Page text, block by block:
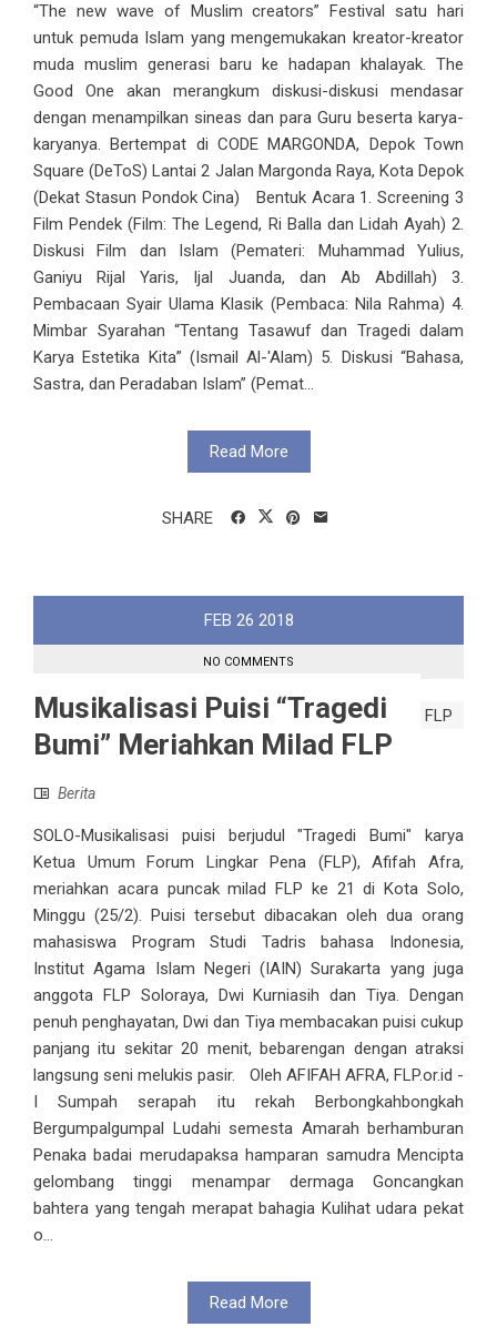
“The new wave of Muslim creators” Festival satu hari
untuk pemuda Islam yang mengemukakan kreator-kreator
muda muslim generasi baru ke hadapan khalayak. The
Good One akan merangkum diskusi-diskusi mendasar
dengan menampilkan sineas dan para Guru beserta karya-
karyanya. Bertempat di CODE MARGONDA, Depok Town
Square (DeToS) Lantai 2 Jalan Margonda Raya, Kota Depok
(Dekat Stasun Pondok Cina) Bentuk Acara 1. Screening 3
Film Pendek (Film: The Legend, Ri Balla dan Lidah Ayah) 2.
Diskusi Film dan Islam (Pemateri: Muhammad Yulius,
Ganiyu Rijal Yaris, Ijal Juanda, dan Ab Abdillah) 3.
Pembacaan Syair Ulama Klasik (Pembaca: Nila Rahma) 4.
Mimbar Syarahan “Tentang Tasawuf dan Tragedi dalam
Karya Estetika Kita” (Ismail Al-'Alam) 5. Diskusi “Bahasa,
Sastra, dan Peradaban Islam” (Pemat...
Read More
SHARE
FEB 26 2018
NO COMMENTS
Musikalisasi Puisi “Tragedi
Bumi” Meriahkan Milad FLP
Berita
SOLO-Musikalisasi puisi berjudul "Tragedi Bumi" karya
Ketua Umum Forum Lingkar Pena (FLP), Afifah Afra,
meriahkan acara puncak milad FLP ke 21 di Kota Solo,
Minggu (25/2). Puisi tersebut dibacakan oleh dua orang
mahasiswa Program Studi Tadris bahasa Indonesia,
Institut Agama Islam Negeri (IAIN) Surakarta yang juga
anggota FLP Soloraya, Dwi Kurniasih dan Tiya. Dengan
penuh penghayatan, Dwi dan Tiya membacakan puisi cukup
panjang itu sekitar 20 menit, bebarengan dengan atraksi
langsung seni melukis pasir. Oleh AFIFAH AFRA, FLP.or.id -
I Sumpah serapah itu rekah Berbongkahbongkah
Bergumpalgumpal Ludahi semesta Amarah berhamburan
Penaka badai merudapaksa hamparan samudra Mencipta
gelombang tinggi menampar dermaga Goncangkan
bahtera yang tengah merapat bahagia Kulihat udara pekat
o...
Read More